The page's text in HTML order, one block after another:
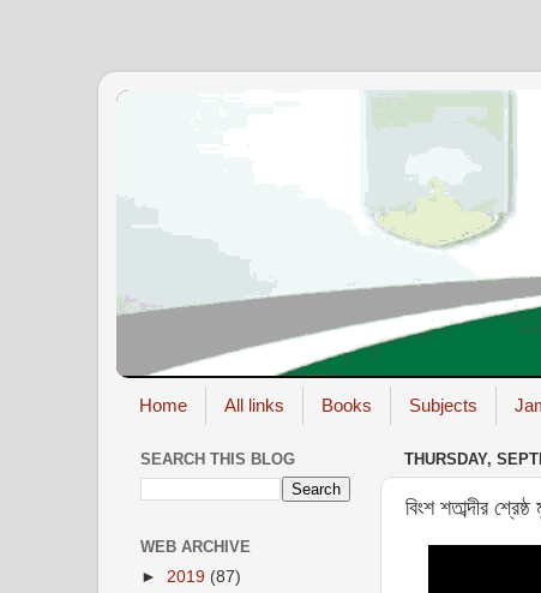
Home All links Books Subjects
THURSDAY,
বিংশ শতাব্দীর
SEARCH THIS BLOG
WEB ARCHIVE
► 2019 (87)